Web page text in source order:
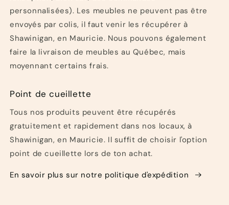
personnalisées). Les meubles ne peuvent pas être
envoyés par colis, il faut venir les récupérer à
Shawinigan, en Mauricie. Nous pouvons également
faire la livraison de meubles au Québec, mais
moyennant certains frais.
Point de cueillette
Tous nos produits peuvent être récupérés
gratuitement et rapidement dans nos locaux, à
Shawinigan, en Mauricie. Il suffit de choisir l'option
point de cueillette lors de ton achat.
En savoir plus sur notre politique d'expédition